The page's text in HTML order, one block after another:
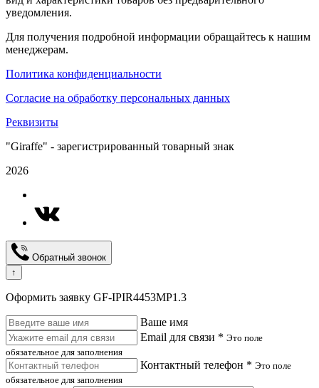
уведомления.
Для получения подробной информации обращайтесь к нашим
менеджерам.
Политика конфиденциальности
Согласие на обработку персональных данных
Реквизиты
"Giraffe" - зарегистрированный товарный знак
2026
Обратный звонок
↑
Оформить заявку GF-IPIR4453MP1.3
Ваше имя
Email для связи * Это поле
обязательное для заполнения
Контактный телефон * Это поле
обязательное для заполнения